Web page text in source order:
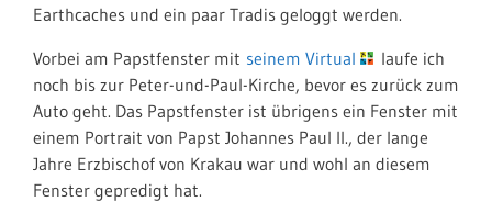
Earthcaches und ein paar Tradis geloggt werden.
Vorbei am Papstfenster mit seinem Virtual
laufe ich
noch bis zur Peter-und-Paul-Kirche, bevor es zurück zum
Auto geht. Das Papstfenster ist übrigens ein Fenster mit
einem Portrait von Papst Johannes Paul II., der lange
Jahre Erzbischof von Krakau war und wohl an diesem
Fenster gepredigt hat.